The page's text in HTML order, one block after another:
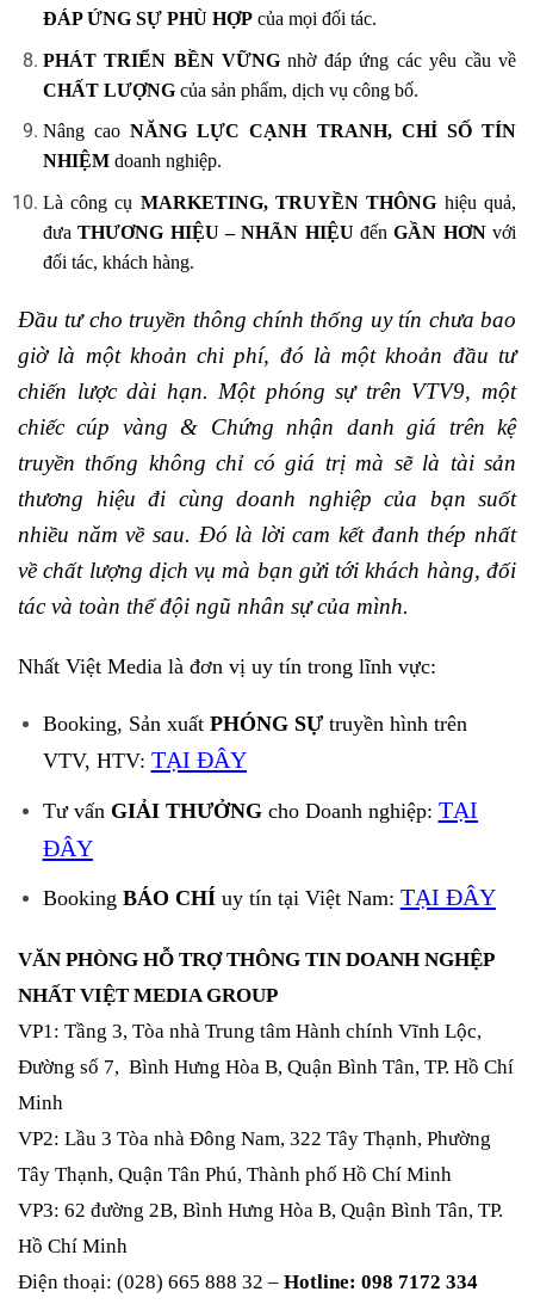
ĐÁP ỨNG SỰ PHÙ HỢPcủa mọi đối tác.
PHÁT TRIỂN BỀN VỮNG nhờ đáp ứng các yêu cầu về
CHẤT LƯỢNGcủa sản phẩm, dịch vụ công bố.
Nâng caoNĂNG LỰC CẠNH TRANH, CHỈ SỐ TÍN
NHIỆMdoanh nghiệp.
Là công cụ MARKETING, TRUYỀN THÔNG hiệu quả,
đưaTHƯƠNG HIỆU – NHÃN HIỆU đến GẦN HƠNvới
đối tác, khách hàng.
Đầu tư cho truyền thông chính thống uy tín chưa bao
giờ là một khoản chi phí, đó là một khoản đầu tư
chiến lược dài hạn. Một phóng sự trên VTV9, một
chiếc cúp vàng & Chứng nhận danh giá trên kệ
truyền thống không chỉ có giá trị mà sẽ là tài sản
thương hiệu đi cùng doanh nghiệp của bạn suốt
nhiều năm về sau. Đó là lời cam kết đanh thép nhất
về chất lượng dịch vụ mà bạn gửi tới khách hàng, đối
tác và toàn thể đội ngũ nhân sự của mình.
Nhất Việt Media là đơn vị uy tín trong lĩnh vực:
Booking, Sản xuất PHÓNG SỰtruyền hình trên
VTV, HTV: TẠI ĐÂY
Tư vấn GIẢI THƯỞNGcho Doanh nghiệp: TẠI
ĐÂY
Booking BÁO CHÍuy tín tại Việt Nam: TẠI ĐÂY
VĂN PHÒNG HỖ TRỢ THÔNG TIN DOANH NGHỆP
NHẤT VIỆT MEDIA GROUP
VP1: Tầng 3, Tòa nhà Trung tâm Hành chính Vĩnh Lộc,
Đường số 7, Bình Hưng Hòa B, Quận Bình Tân, TP. Hồ Chí
Minh
VP2: Lầu 3 Tòa nhà Đông Nam, 322 Tây Thạnh, Phường
Tây Thạnh, Quận Tân Phú, Thành phố Hồ Chí Minh
VP3: 62 đường 2B, Bình Hưng Hòa B, Quận Bình Tân, TP.
Hồ Chí Minh
Điện thoại: (028) 665 888 32 – Hotline: 098 7172 334